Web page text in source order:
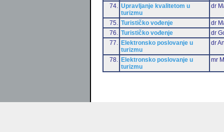
74.
Upravljanje kvalitetom u
turizmu
dr
75. Turističko vođenje
dr
76.
Turističko vođenje
dr
77.
Elektronsko poslovanje u
turizmu
dr
78.
Elektronsko poslovanje u
turizmu
mr